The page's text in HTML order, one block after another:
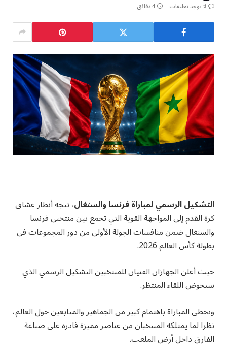
لا توجد تعليقات
4 دقائق
التشكيل الرسمي لمباراة فرنسا والسنغال، تتجه أنظار عشاق
كرة القدم إلى المواجهة القوية التي تجمع بين منتخبي فرنسا
والسنغال ضمن منافسات الجولة الأولى من دور المجموعات في
بطولة كأس العالم 2026.
حيث أعلن الجهازان الفنيان للمنتخبين التشكيل الرسمي الذي
سيخوض اللقاء المنتظر.
وتحظى المباراة باهتمام كبير من الجماهير والمتابعين حول العالم،
نظرا لما يمتلكه المنتخبان من عناصر مميزة قادرة على صناعة
الفارق داخل أرض الملعب.